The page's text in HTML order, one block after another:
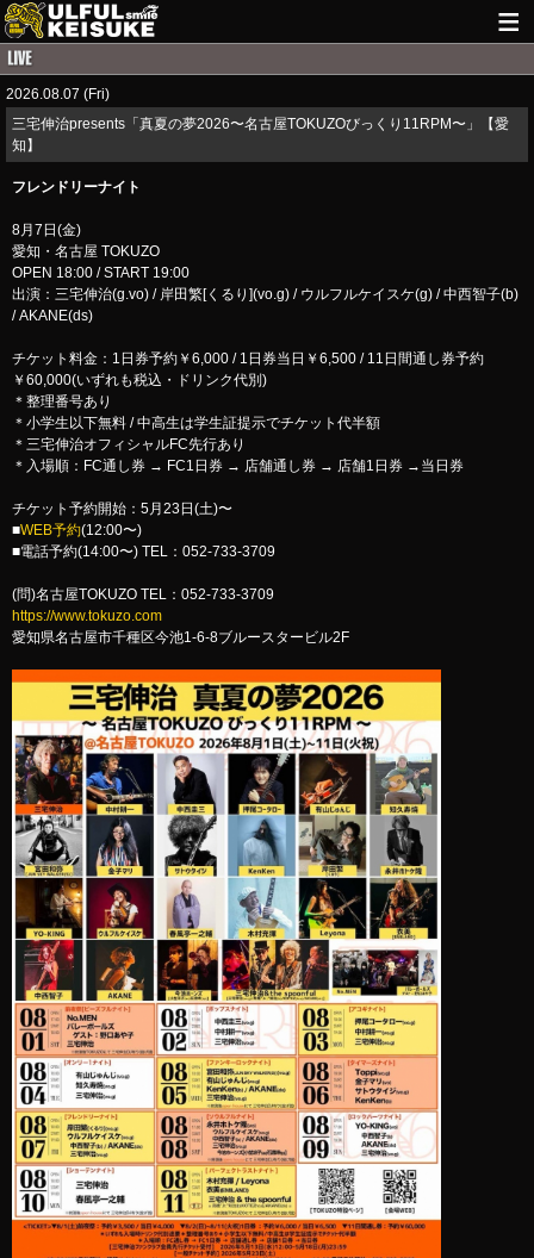
NEWS
LIVE INFO
MAIL
2026.08.07 (Fri)
三宅伸治presents「真夏の夢2026〜名古屋TOKUZOびっくり11RPM〜」【愛
知】
フレンドリーナイト
8月7日(金)
愛知・名古屋 TOKUZO
OPEN 18:00 / START 19:00
出演：三宅伸治(g.vo) / 岸田繁[くるり](vo.g) / ウルフルケイスケ(g) / 中西智子(b)
/ AKANE(ds)
チケット料金：1日券予約￥6,000 / 1日券当日￥6,500 / 11日間通し券予約
￥60,000(いずれも税込・ドリンク代別)
＊整理番号あり
＊小学生以下無料 / 中高生は学生証提示でチケット代半額
＊三宅伸治オフィシャルFC先行あり
＊入場順：FC通し券 → FC1日券 → 店舗通し券 → 店舗1日券 →当日券
チケット予約開始：5月23日(土)〜
■WEB予約(12:00〜)
■電話予約(14:00〜) TEL：052-733-3709
(問)名古屋TOKUZO TEL：052-733-3709
https://www.tokuzo.com
愛知県名古屋市千種区今池1-6-8ブルースタービル2F